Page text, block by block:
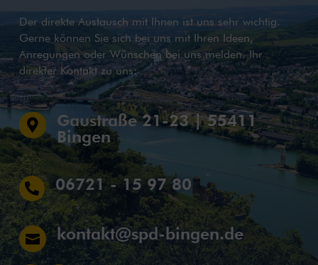
Der direkte Austausch mit Ihnen ist uns sehr wichtig.
Gerne können Sie sich bei uns mit Ihren Ideen,
Anregungen oder Wünschen bei uns melden. Ihr
direkter Kontakt zu uns:

Gaustraße 21-23 | 55411
Bingen
 06721 - 15 97 80
 kontakt@spd-bingen.de